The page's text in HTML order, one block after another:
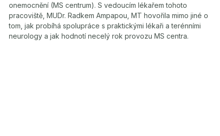
onemocnění (MS centrum). S vedoucím lékařem tohoto
pracoviště, MUDr. Radkem Ampapou, MT hovořila mimo jiné o
tom, jak probíhá spolupráce s praktickými lékaři a terénními
neurology a jak hodnotí necelý rok provozu MS centra.